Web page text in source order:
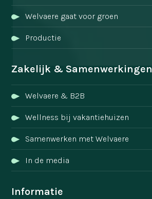
Welvaere gaat voor groen
Productie
Zakelijk & Samenwerkingen
Welvaere & B2B
Wellness bij vakantiehuizen
Samenwerken met Welvaere
In de media
Informatie